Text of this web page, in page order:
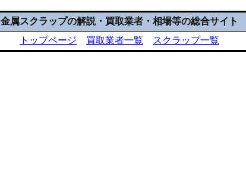
金属スクラップの解説・買取業者・相場等の総合サイト
トップページ
買取業者一覧 スクラップ一覧